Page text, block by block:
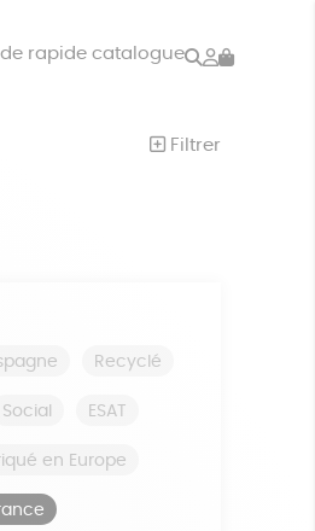
rapide catalogue Rechercher
Mon
Filtrer
Recyclé
Social ESAT
en Europe